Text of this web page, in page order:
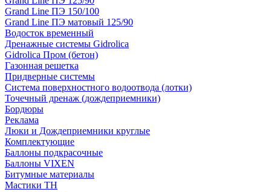
Grand Line ПЭ 150/100
Grand Line ПЭ матовый 125/90
Водосток временный
Дренажные системы Gidrolica
Gidrolica Пром (бетон)
Газонная решетка
Придверные системы
Система поверхностного водоотвода (лотки)
Точечный дренаж (дождеприемники)
Бордюры
Рекламa
Люки и Дождеприемники круглые
Комплектующие
Баллоны подкрасочные
Баллоны VIXEN
Битумные материалы
Мастики ТН